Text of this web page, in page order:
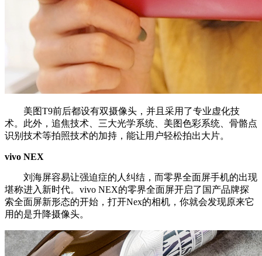
美图T9前后都设有双摄像头，并且采用了专业虚化技
术。此外，追焦技术、三大光学系统、美图色彩系统、骨骼点
识别技术等拍照技术的加持，能让用户轻松拍出大片。
vivo NEX
刘海屏容易让强迫症的人纠结，而零界全面屏手机的出现
堪称进入新时代。vivo NEX的零界全面屏开启了国产品牌探
索全面屏新形态的开始，打开Nex的相机，你就会发现原来它
用的是升降摄像头。